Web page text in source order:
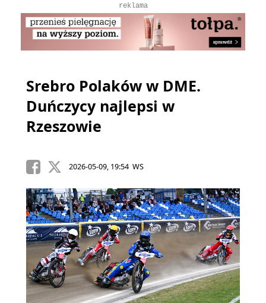
reklama
Srebro Polaków w DME.
Duńczycy najlepsi w
Rzeszowie
2026-05-09, 19:54 WS